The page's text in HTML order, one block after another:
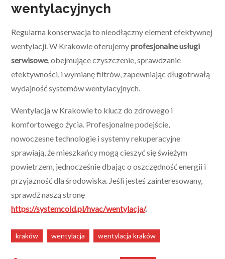
wentylacyjnych
Regularna konserwacja to nieodłączny element efektywnej
wentylacji. W Krakowie oferujemyprofesjonalne usługi
serwisowe, obejmujące czyszczenie, sprawdzanie
efektywności, i wymianę filtrów, zapewniając długotrwałą
wydajność systemów wentylacyjnych.
Wentylacja w Krakowie to klucz do zdrowego i
komfortowego życia. Profesjonalne podejście,
nowoczesne technologie i systemy rekuperacyjne
sprawiają, że mieszkańcy mogą cieszyć się świeżym
powietrzem, jednocześnie dbając o oszczędność energii i
przyjazność dla środowiska. Jeśli jesteś zainteresowany,
sprawdź naszą stronę
https://systemcold.pl/hvac/wentylacja/.
kraków wentylacja wentylacja kraków